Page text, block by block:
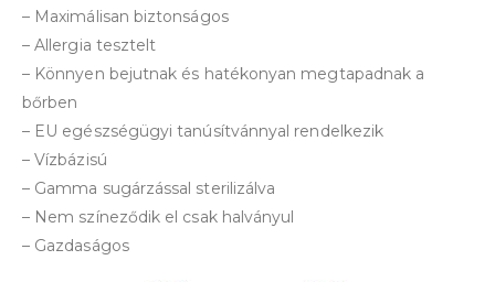
– Maximálisan biztonságos
– Allergia tesztelt
– Könnyen bejutnak és hatékonyan megtapadnak a
bőrben
– EU egészségügyi tanúsítvánnyal rendelkezik
– Vízbázisú
– Gamma sugárzással sterilizálva
– Nem színeződik el csak halványul
– Gazdaságos